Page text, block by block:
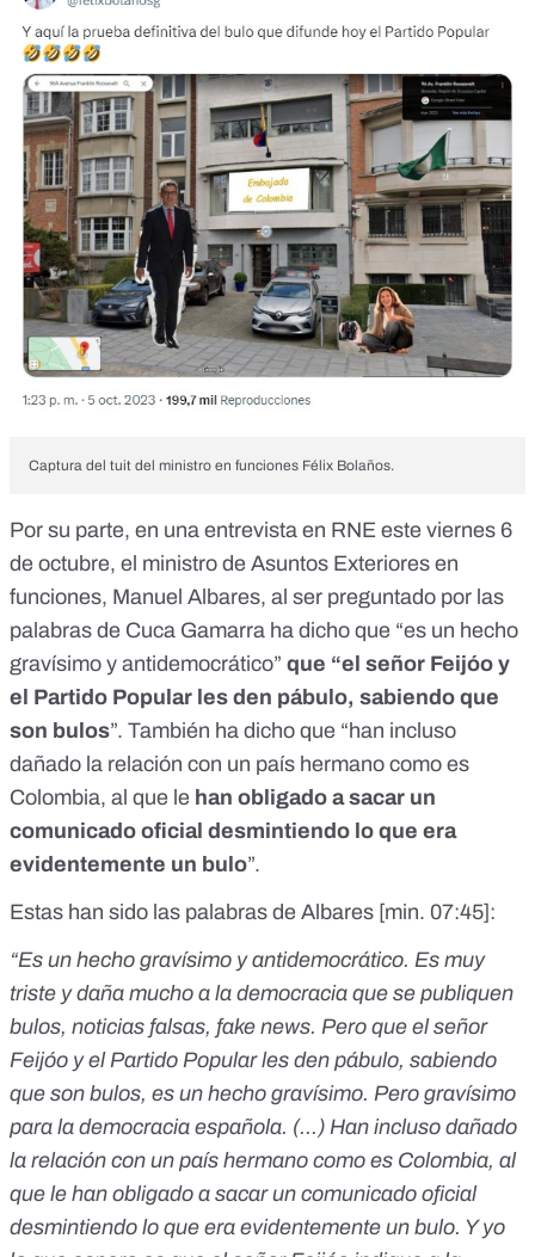
Captura del tuit del ministro en funciones Félix Bolaños.
Por su parte, en una entrevista en RNE este viernes 6
de octubre, el ministro de Asuntos Exteriores en
funciones, Manuel Albares, al ser preguntado por las
palabras de Cuca Gamarra ha dicho que “es un hecho
gravísimo y antidemocrático” que “el señor Feijóo y
el Partido Popular les den pábulo, sabiendo que
son bulos”. También ha dicho que “han incluso
dañado la relación con un país hermano como es
Colombia, al que le han obligado a sacar un
comunicado oficial desmintiendo lo que era
evidentemente un bulo”.
Estas han sido las palabras de Albares [min. 07:45]:
“Es un hecho gravísimo y antidemocrático. Es muy
triste y daña mucho a la democracia que se publiquen
bulos, noticias falsas, fake news. Pero que el señor
Feijóo y el Partido Popular les den pábulo, sabiendo
que son bulos, es un hecho gravísimo. Pero gravísimo
para la democracia española. (...) Han incluso dañado
la relación con un país hermano como es Colombia, al
que le han obligado a sacar un comunicado oficial
desmintiendo lo que era evidentemente un bulo. Y yo